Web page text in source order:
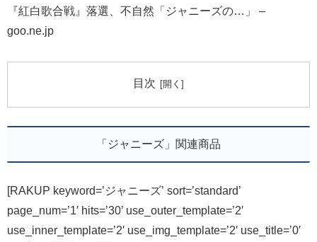
『紅白歌合戦』落選、不自然「ジャニーズの…」 –
goo.ne.jp
目次
「ジャニーズ」関連商品
[RAKUP keyword=’ジャニーズ’ sort=’standard’
page_num=’1′ hits=’30’ use_outer_template=’2′
use_inner_template=’2′ use_img_template=’2′ use_title=’0′